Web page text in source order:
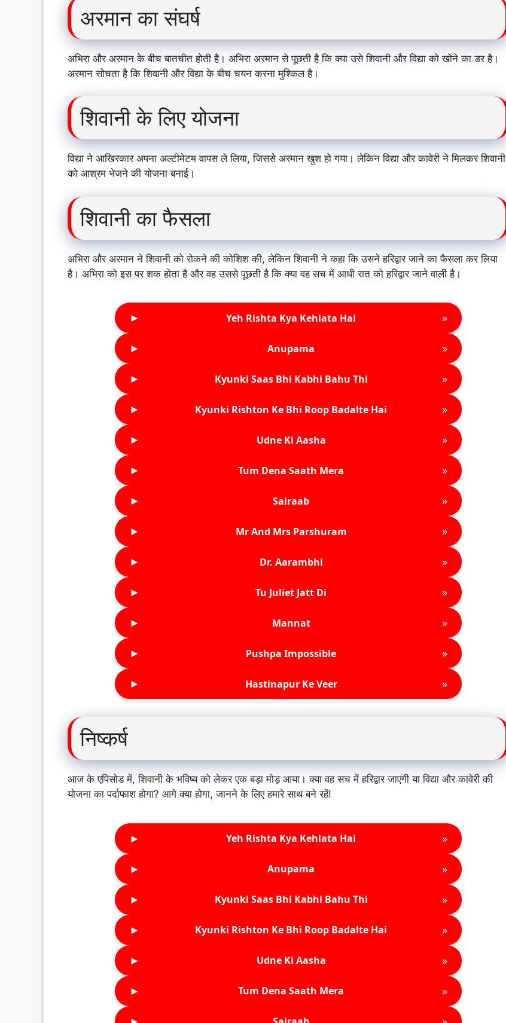
अरमान का संघर्ष
अभिरा और अरमान के बीच बातचीत होती है। अभिरा अरमान से पूछती है कि क्या उसे शिवानी और विद्या को खोने का डर है।
अरमान सोचता है कि शिवानी और विद्या के बीच चयन करना मुश्किल है।
शिवानी के लिए योजना
विद्या ने आखिरकार अपना अल्टीमेटम वापस ले लिया, जिससे अरमान खुश हो गया। लेकिन विद्या और कावेरी ने मिलकर शिवानी
को आश्रम भेजने की योजना बनाई।
शिवानी का फैसला
अभिरा और अरमान ने शिवानी को रोकने की कोशिश की, लेकिन शिवानी ने कहा कि उसने हरिद्वार जाने का फैसला कर लिया
है। अभिरा को इस पर शक होता है और वह उससे पूछती है कि क्या वह सच में आधी रात को हरिद्वार जाने वाली है।
► Yeh Rishta Kya Kehlata Hai »
► Anupama »
► Kyunki Saas Bhi Kabhi Bahu Thi »
► Kyunki Rishton Ke Bhi Roop Badalte Hai »
► Udne Ki Aasha »
► Tum Dena Saath Mera »
► Sairaab »
► Mr And Mrs Parshuram »
► Dr. Aarambhi »
► Tu Juliet Jatt Di »
► Mannat »
► Pushpa Impossible »
► Hastinapur Ke Veer »
निष्कर्ष
आज के एपिसोड में, शिवानी के भविष्य को लेकर एक बड़ा मोड़ आया। क्या वह सच में हरिद्वार जाएगी या विद्या और कावेरी की
योजना का पर्दाफाश होगा? आगे क्या होगा, जानने के लिए हमारे साथ बने रहें!
► Yeh Rishta Kya Kehlata Hai »
► Anupama »
► Kyunki Saas Bhi Kabhi Bahu Thi »
► Kyunki Rishton Ke Bhi Roop Badalte Hai »
► Udne Ki Aasha »
► Tum Dena Saath Mera »